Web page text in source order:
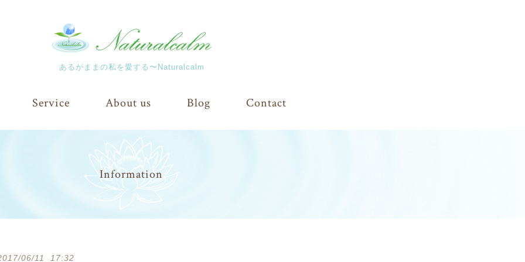
あるがままの私を愛する〜Naturalcalm
Service About us Blog Contact
Information
06/11 17:32